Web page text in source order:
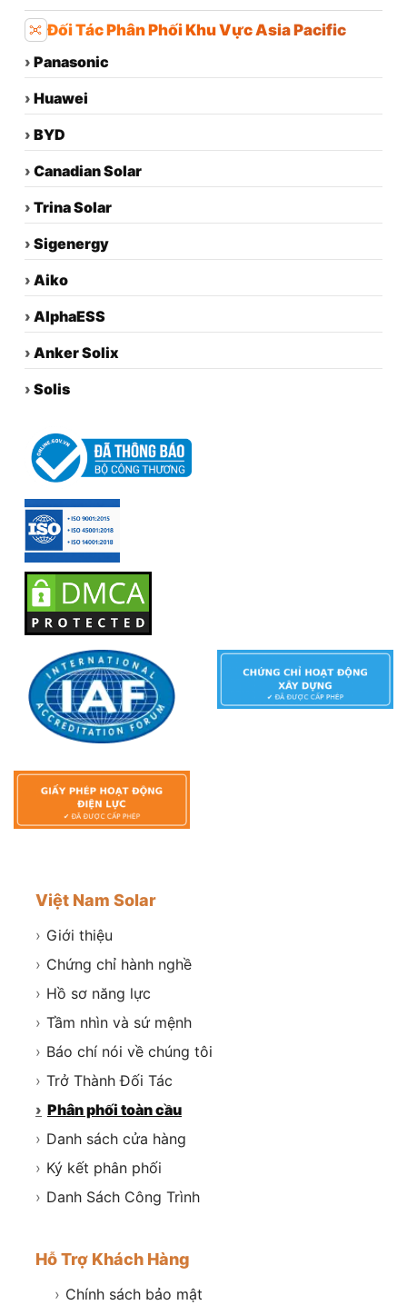
Đối Tác Phân Phối Khu Vực Asia Pacific
› Panasonic
› Huawei
› BYD
› Canadian Solar
› Trina Solar
› Sigenergy
› Aiko
› AlphaESS
› Anker Solix
› Solis
Việt Nam Solar
› Giới thiệu
› Chứng chỉ hành nghề
› Hồ sơ năng lực
› Tầm nhìn và sứ mệnh
› Báo chí nói về chúng tôi
› Trở Thành Đối Tác
› Phân phối toàn cầu
› Danh sách cửa hàng
› Ký kết phân phối
› Danh Sách Công Trình
Hỗ Trợ Khách Hàng
› Chính sách bảo mật